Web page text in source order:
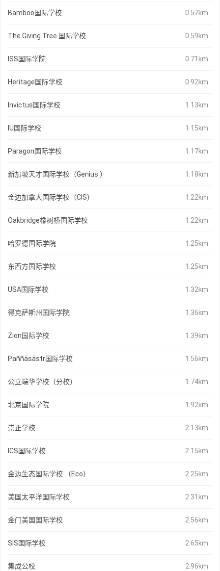
Bamboo国际学校 0.57km
The Giving Tree 国际学校 0.59km
ISS国际学院 0.71km
Heritage国际学校 0.92km
Invictus国际学校 1.13km
IU国际学校 1.15km
Paragon国际学校 1.17km
新加坡天才国际学校（Genius ） 1.18km
金边加拿大国际学校（CIS） 1.22km
Oakbridge橡树桥国际学校 1.22km
哈罗德国际学院 1.25km
东西方国际学校 1.25km
USA国际学校 1.32km
得克萨斯州国际学院 1.36km
Zion国际学校 1.39km
Paññāsāstr国际学校 1.56km
公立端华学校（分校） 1.74km
北京国际学院 1.92km
崇正学校 2.13km
ICS国际学校 2.15km
金边生态国际学校 （Eco） 2.25km
美国太平洋国际学校 2.31km
金门美国国际学校 2.56km
SIS国际学校 2.65km
集成公校 2.96km